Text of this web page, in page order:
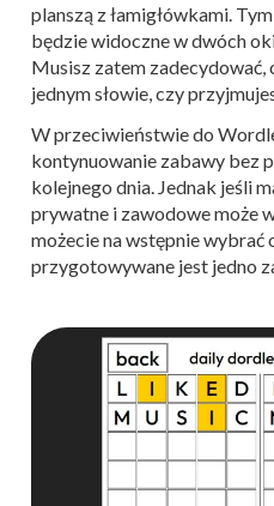
planszą z łamigłówkami.
będzie widoczne w dwóch
Musisz zatem zadecydować,
jednym słowie, czy
W przeciwieństwie do
kontynuowanie zabawy bez
kolejnego dnia. Jednak jeśli
prywatne i zawodowe może
możecie na wstępnie wybrać
przygotowywane jest jedno